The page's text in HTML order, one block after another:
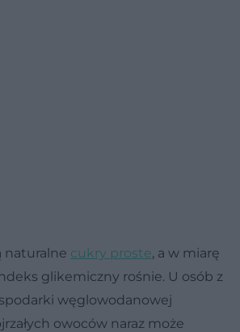
naturalne cukry proste, a w miarę
glikemiczny rośnie. U osób z
węglowodanowej
owoców naraz może